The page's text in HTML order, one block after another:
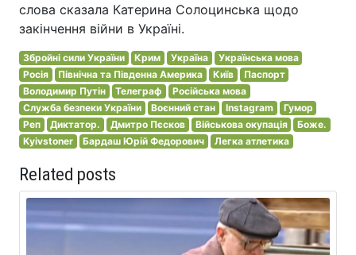
слова сказала Катерина Солоцинська щодо
закінчення війни в Україні.
Збройні сили України Крим Україна
Українська мова
Росія
Північна та Південна Америка Київ
Паспорт
Володимир Путін
Телеграф
Російська мова
Служба безпеки України
Воєнний стан Instagram
Гумор
Реп
Диктатор. Дмитро Пєсков Військова окупація
Боже.
Kyivstoner
Бардаш Юрій Федорович Легка атлетика
Related posts